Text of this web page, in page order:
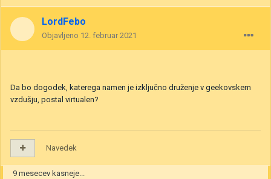
LordFebo
Objavljeno 12. februar 2021
Da bo dogodek, katerega namen je izključno druženje v geekovskem
vzdušju, postal virtualen?
Navedek
9 mesecev kasneje...